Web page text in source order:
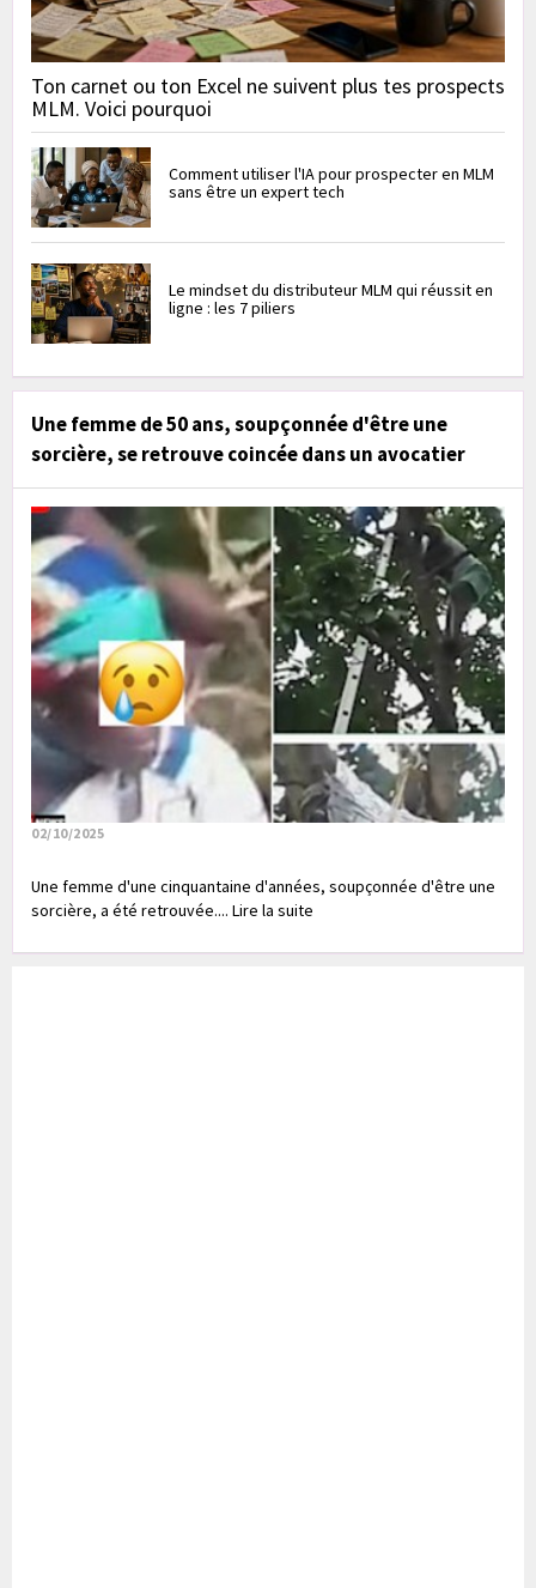
Ton carnet ou ton Excel ne suivent plus tes prospects
MLM. Voici pourquoi
Comment utiliser l'IA pour prospecter en MLM
sans être un expert tech
Le mindset du distributeur MLM qui réussit en
ligne : les 7 piliers
Une femme de 50 ans, soupçonnée d'être une
sorcière, se retrouve coincée dans un avocatier
02/10/2025
Une femme d'une cinquantaine d'années, soupçonnée d'être une
sorcière, a été retrouvée.... Lire la suite